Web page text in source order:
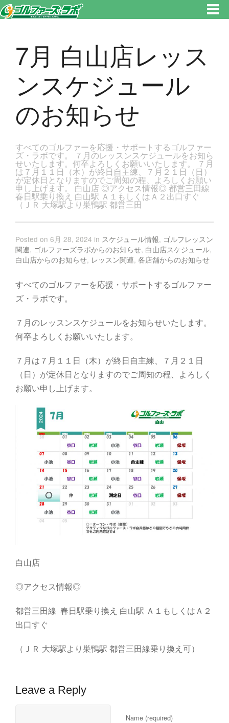
宿区、若松河田で気軽にゴルフレッスン！
7月 白山店レッス
ンスケジュール
のお知らせ
すべてのゴルファーを応援・サポートするゴルファー
ズ・ラボです。 ７月のレッスンスケジュールをお知ら
せいたします。何卒よろしくお願いいたします。 ７月
は７月１１日（木）が終日自主練、７月２１日（日）
が定休日となりますのでご周知の程、よろしくお願い
申し上げます。 白山店 ◎アクセス情報◎ 都営三田線
春日駅乗り換え 白山駅 Ａ１もしくはＡ２出口すぐ
（ＪＲ 大塚駅より巣鴨駅 都営三田
Posted on 6月 28, 2024 in スケジュール情報, ゴルフレッスン
関連, ゴルファーズラボからのお知らせ, 白山店スケジュール,
白山店からのお知らせ, レッスン関連, 各店舗からのお知らせ
すべてのゴルファーを応援・サポートするゴルファー
ズ・ラボです。
７月のレッスンスケジュールをお知らせいたします。
何卒よろしくお願いいたします。
７月は７月１１日（木）が終日自主練、７月２１日
（日）が定休日となりますのでご周知の程、よろしく
お願い申し上げます。
白山店
◎アクセス情報◎
都営三田線 春日駅乗り換え 白山駅 Ａ１もしくはＡ２
出口すぐ
（ＪＲ 大塚駅より巣鴨駅 都営三田線乗り換え可）
Leave a Reply
Name (required)